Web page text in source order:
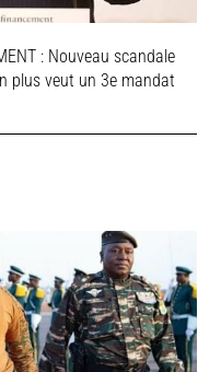
: Nouveau scandale
plus veut un 3e mandat